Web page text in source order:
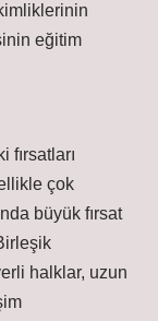
eğitim
fırsatları
çok
büyük fırsat
halklar, uzun